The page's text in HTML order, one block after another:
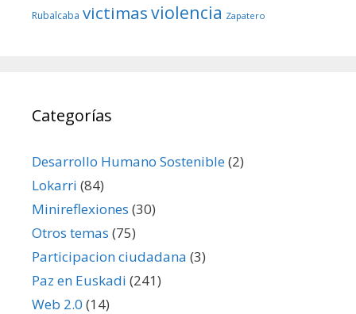
Rubalcaba victimasviolencia Zapatero
Categorías
Desarrollo Humano Sostenible(2)
Lokarri (84)
Minireflexiones (30)
Otros temas (75)
Participacion ciudadana (3)
Paz en Euskadi (241)
Web 2.0 (14)